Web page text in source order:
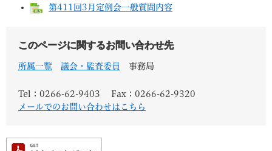
第411回3月定例会一般質問内容
このページに関するお問い合わせ先
所属一覧 議会・監査委員 事務局
Tel：0266-62-9403
Fax：0266-62-9320
メールでのお問い合わせはこちら